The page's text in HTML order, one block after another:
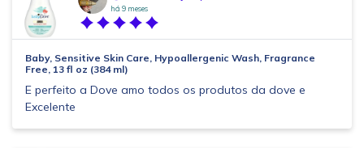
há 9 meses
Baby, Sensitive Skin Care, Hypoallergenic Wash, Fragrance
Free, 13 fl oz (384 ml)
E perfeito a Dove amo todos os produtos da dove e
Excelente